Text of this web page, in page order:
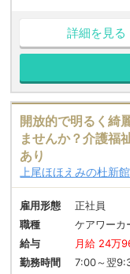
詳細を見る
開放的で明るく綺
ませんか？介護福
あり
上尾ほほえみの杜新館
雇用形態
正社員
職種
ケアワーカ
給与
月給 24万
勤務時間
7:00～翌